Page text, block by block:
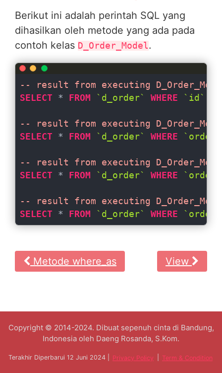
Berikut ini adalah perintah SQL yang
dihasilkan oleh metode yang ada pada
contoh kelas D_Order_Model.
-- result from executing
SELECT * FROM `d_order` WHERE `id`
-- result from executing
SELECT * FROM `d_order` WHERE
-- result from executing
SELECT * FROM `d_order` WHERE
-- result from executing
SELECT * FROM `d_order` WHERE
Metode where_as View
Copyright © 2014-2024. Dibuat sepenuh cinta di Bandung,
Indonesia oleh Daeng Rosanda, S.Kom.
Terakhir Diperbarui 12 Juni 2024 | Privacy Policy Term & Condition